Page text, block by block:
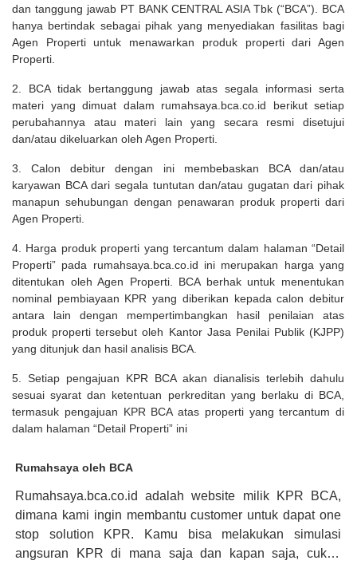
dan tanggung jawab PT BANK CENTRAL ASIA Tbk (“BCA”). BCA
hanya bertindak sebagai pihak yang menyediakan fasilitas bagi
Agen Properti untuk menawarkan produk properti dari Agen
Properti.
2. BCA tidak bertanggung jawab atas segala informasi serta
materi yang dimuat dalam rumahsaya.bca.co.id berikut setiap
perubahannya atau materi lain yang secara resmi disetujui
dan/atau dikeluarkan oleh Agen Properti.
3. Calon debitur dengan ini membebaskan BCA dan/atau
karyawan BCA dari segala tuntutan dan/atau gugatan dari pihak
manapun sehubungan dengan penawaran produk properti dari
Agen Properti.
4. Harga produk properti yang tercantum dalam halaman “Detail
Properti” pada rumahsaya.bca.co.id ini merupakan harga yang
ditentukan oleh Agen Properti. BCA berhak untuk menentukan
nominal pembiayaan KPR yang diberikan kepada calon debitur
antara lain dengan mempertimbangkan hasil penilaian atas
produk properti tersebut oleh Kantor Jasa Penilai Publik (KJPP)
yang ditunjuk dan hasil analisis BCA.
5. Setiap pengajuan KPR BCA akan dianalisis terlebih dahulu
sesuai syarat dan ketentuan perkreditan yang berlaku di BCA,
termasuk pengajuan KPR BCA atas properti yang tercantum di
dalam halaman “Detail Properti” ini
Rumahsaya oleh BCA
Rumahsaya.bca.co.id adalah website milik KPR BCA,
dimana kami ingin membantu customer untuk dapat one
stop solution KPR. Kamu bisa melakukan simulasi
angsuran KPR di mana saja dan kapan saja, cukup